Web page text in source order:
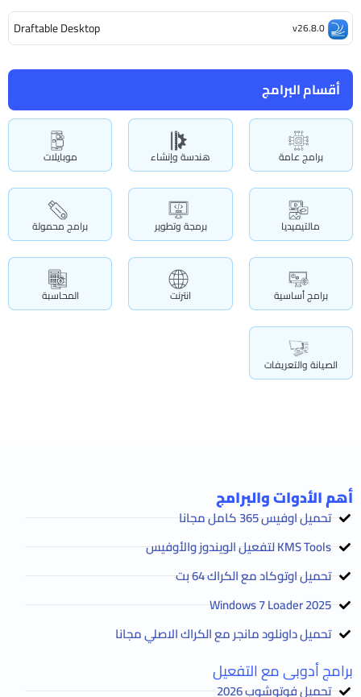
أقسام البرامج
برامج عامة هندسة وإنشاء موبايلات
مالتيميديا برمجة وتطوير برامج محمولة
برامج أساسية انترنت المحاسبة
الصيانة والتعريفات
Draftable Desktop v26.8.0
أهم الأدوات والبرامج
تحميل اوفيس 365 كامل مجانا
KMS Tools لتفعيل الويندوز والأوفيس
تحميل اوتوكاد مع الكراك 64 بت
2025 Windows 7 Loader
تحميل داونلود مانجر مع الكراك الاصلي مجانا
برامج أدوبى مع التفعيل
تحميل فوتوشوب 2026